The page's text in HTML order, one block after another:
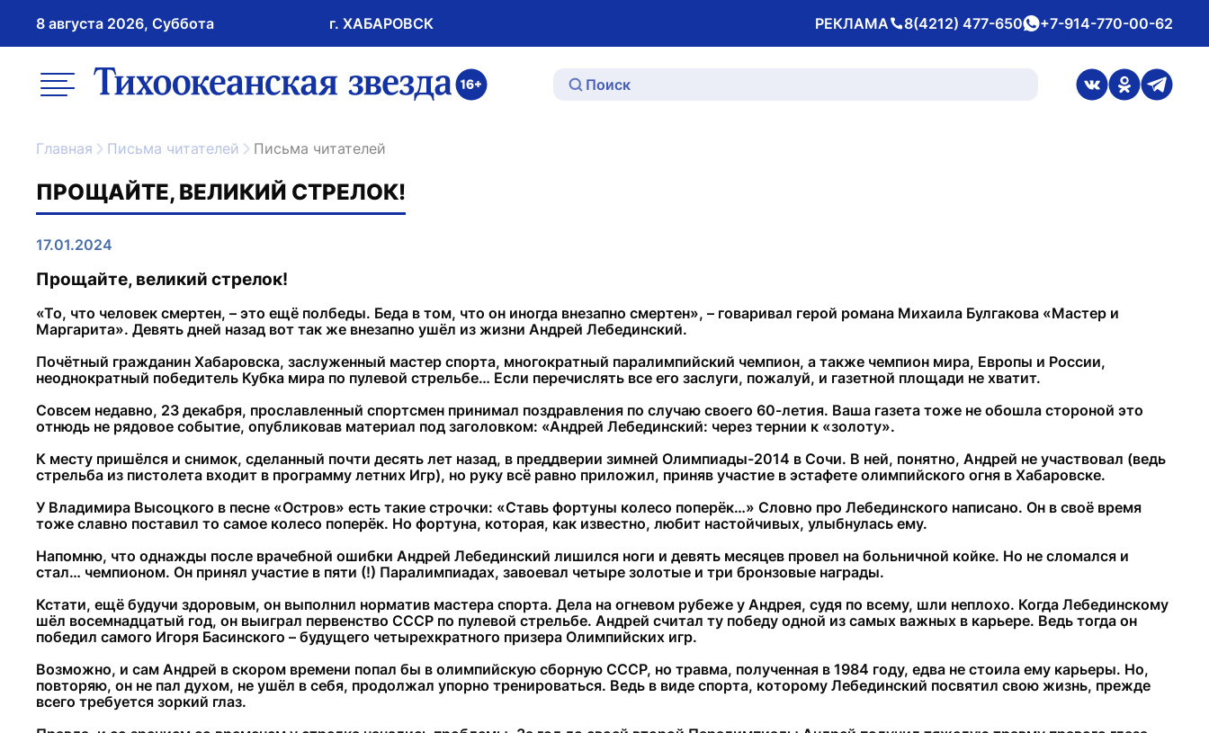
8 августа 2026, Суббота г. ХАБАРОВСК РЕКЛАМА
Телефон 8(4212) 477-650whatsApp
+7-914-770-00-62
меню ссылка на главную
ссылка на
ссылка на
Главная Письма читателей Письма читателей
ПРОЩАЙТЕ, ВЕЛИКИЙ СТРЕЛОК!
17.01.2024
Прощайте, великий стрелок!
«То, что человек смертен, – это ещё полбеды. Беда в том, что он иногда внезапно смертен», – говаривал герой романа Михаила Булгакова «Мастер и
Маргарита». Девять дней назад вот так же внезапно ушёл из жизни Андрей Лебединский.
Почётный гражданин Хабаровска, заслуженный мастер спорта, многократный паралимпийский чемпион, а также чемпион мира, Европы и России,
неоднократный победитель Кубка мира по пулевой стрельбе… Если перечислять все его заслуги, пожалуй, и газетной площади не хватит.
Совсем недавно, 23 декабря, прославленный спортсмен принимал поздравления по случаю своего 60-летия. Ваша газета тоже не обошла стороной это
отнюдь не рядовое событие, опубликовав материал под заголовком: «Андрей Лебединский: через тернии к «золоту».
К месту пришёлся и снимок, сделанный почти десять лет назад, в преддверии зимней Олимпиады-2014 в Сочи. В ней, понятно, Андрей не участвовал (ведь
стрельба из пистолета входит в программу летних Игр), но руку всё равно приложил, приняв участие в эстафете олимпийского огня в Хабаровске.
У Владимира Высоцкого в песне «Остров» есть такие строчки: «Ставь фортуны колесо поперёк…» Словно про Лебединского написано. Он в своё время
тоже славно поставил то самое колесо поперёк. Но фортуна, которая, как известно, любит настойчивых, улыбнулась ему.
Напомню, что однажды после врачебной ошибки Андрей Лебединский лишился ноги и девять месяцев провел на больничной койке. Но не сломался и
стал… чемпионом. Он принял участие в пяти (!) Паралимпиадах, завоевал четыре золотые и три бронзовые награды.
Кстати, ещё будучи здоровым, он выполнил норматив мастера спорта. Дела на огневом рубеже у Андрея, судя по всему, шли неплохо. Когда Лебединскому
шёл восемнадцатый год, он выиграл первенство СССР по пулевой стрельбе. Андрей считал ту победу одной из самых важных в карьере. Ведь тогда он
победил самого Игоря Басинского – будущего четырехкратного призера Олимпийских игр.
Возможно, и сам Андрей в скором времени попал бы в олимпийскую сборную СССР, но травма, полученная в 1984 году, едва не стоила ему карьеры. Но,
повторяю, он не пал духом, не ушёл в себя, продолжал упорно тренироваться. Ведь в виде спорта, которому Лебединский посвятил свою жизнь, прежде
всего требуется зоркий глаз.